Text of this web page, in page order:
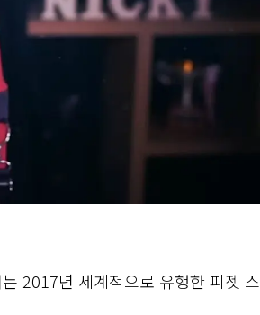
2017년 세계적으로 유행한 피젯 스